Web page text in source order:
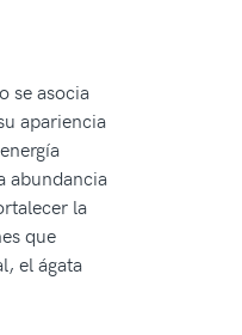
se asocia
apariencia
abundancia
la
que
el ágata